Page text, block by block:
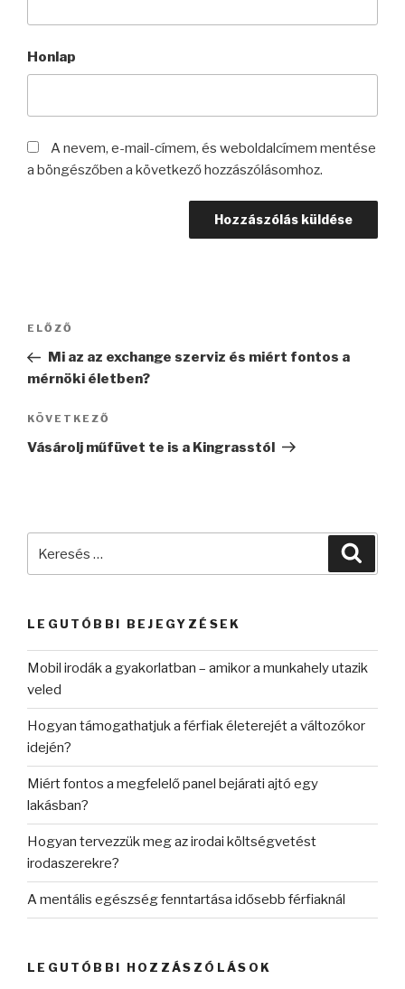
Honlap
A nevem, e-mail-címem, és weboldalcímem mentése
a böngészőben a következő hozzászólásomhoz.
Bejegyzés
Korábbi
bejegyzés
ELŐZŐ
Mi az az exchange szerviz és miért fontos a
mérnöki életben?
Következő
bejegyzés
KÖVETKEZŐ
Vásárolj műfüvet te is a Kingrasstól
LEGUTÓBBI BEJEGYZÉSEK
Mobil irodák a gyakorlatban – amikor a munkahely utazik
veled
Hogyan támogathatjuk a férfiak életerejét a változókor
idején?
Miért fontos a megfelelő panel bejárati ajtó egy
lakásban?
Hogyan tervezzük meg az irodai költségvetést
irodaszerekre?
A mentális egészség fenntartása idősebb férfiaknál
LEGUTÓBBI HOZZÁSZÓLÁSOK